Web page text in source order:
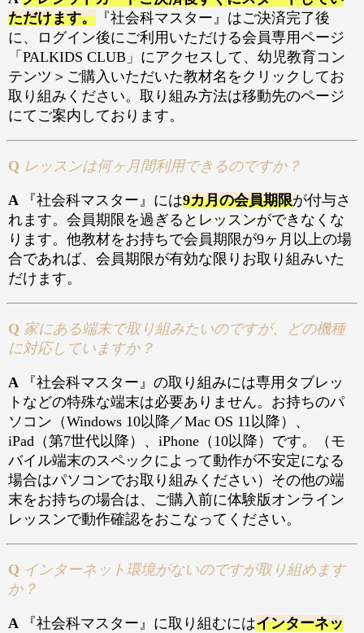
ただけます。 『社会科マスター』はご決済完了後
に、ログイン後にご利用いただける会員専用ページ
「PALKIDS CLUB」にアクセスして、幼児教育コン
テンツ＞ご購入いただいた教材名をクリックしてお
取り組みください。取り組み方法は移動先のページ
にてご案内しております。
Q レッスンは何ヶ月間利用できるのですか？
A 『社会科マスター』には9カ月の会員期限が付与さ
れます。会員期限を過ぎるとレッスンができなくな
ります。他教材をお持ちで会員期限が9ヶ月以上の場
合であれば、会員期限が有効な限りお取り組みいた
だけます。
Q 家にある端末で取り組みたいのですが、どの機種
に対応していますか？
A
『社会科マスター』の取り組みには専用タブレッ
トなどの特殊な端末は必要ありません。お持ちのパ
ソコン（Windows 10以降／Mac OS 11以降）、
iPad（第7世代以降）、iPhone（10以降）です。（モ
バイル端末のスペックによって動作が不安定になる
場合はパソコンでお取り組みください）その他の端
末をお持ちの場合は、ご購入前に体験版オンライン
レッスンで動作確認をおこなってください。
Q インターネット環境がないのですが取り組めます
か？
A 『社会科マスター』に取り組むにはインターネッ